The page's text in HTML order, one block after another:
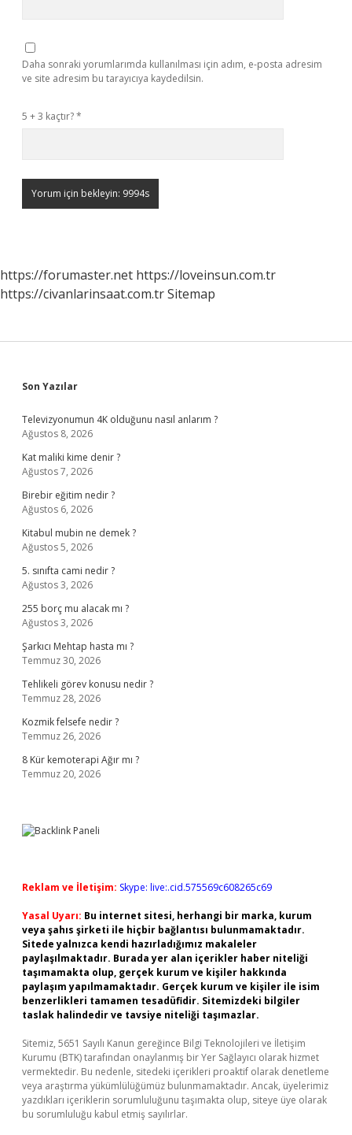
Daha sonraki yorumlarımda kullanılması için adım, e-posta adresim
ve site adresim bu tarayıcıya kaydedilsin.
5 + 3 kaçtır?*
https://forumaster.net https://loveinsun.com.tr
https://civanlarinsaat.com.trSitemap
Sidebar
Son Yazılar
Televizyonumun 4K olduğunu nasıl anlarım ?
Ağustos 8, 2026
Kat maliki kime denir ?
Ağustos 7, 2026
Birebir eğitim nedir ?
Ağustos 6, 2026
Kitabul mubin ne demek ?
Ağustos 5, 2026
5. sınıfta cami nedir ?
Ağustos 3, 2026
255 borç mu alacak mı ?
Ağustos 3, 2026
Şarkıcı Mehtap hasta mı ?
Temmuz 30, 2026
Tehlikeli görev konusu nedir ?
Temmuz 28, 2026
Kozmik felsefe nedir ?
Temmuz 26, 2026
8 Kür kemoterapi Ağır mı ?
Temmuz 20, 2026
Reklam ve İletişim: Skype: live:.cid.575569c608265c69
Yasal Uyarı: Bu internet sitesi, herhangi bir marka, kurum
veya şahıs şirketi ile hiçbir bağlantısı bulunmamaktadır.
Sitede yalnızca kendi hazırladığımız makaleler
paylaşılmaktadır. Burada yer alan içerikler haber niteliği
taşımamakta olup, gerçek kurum ve kişiler hakkında
paylaşım yapılmamaktadır. Gerçek kurum ve kişiler ile isim
benzerlikleri tamamen tesadüfidir. Sitemizdeki bilgiler
taslak halindedir ve tavsiye niteliği taşımazlar.
Sitemiz, 5651 Sayılı Kanun gereğince Bilgi Teknolojileri ve İletişim
Kurumu (BTK) tarafından onaylanmış bir Yer Sağlayıcı olarak hizmet
vermektedir. Bu nedenle, sitedeki içerikleri proaktif olarak denetleme
veya araştırma yükümlülüğümüz bulunmamaktadır. Ancak, üyelerimiz
yazdıkları içeriklerin sorumluluğunu taşımakta olup, siteye üye olarak
bu sorumluluğu kabul etmiş sayılırlar.